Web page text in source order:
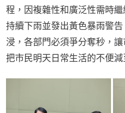
程，因複雜性和廣泛性需時
持續下雨並發出黃色暴雨警
浸，各部門必須爭分奪秒，
把市民明天日常生活的不便減